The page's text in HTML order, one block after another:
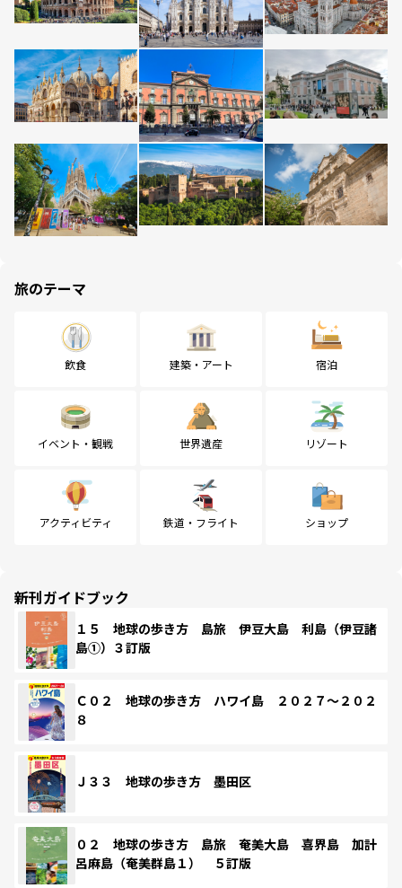
旅のテーマ
飲食 建築・アート 宿泊
イベント・観戦 世界遺産 リゾート
アクティビティ 鉄道・フライト ショップ
新刊ガイドブック
１５ 地球の歩き方 島旅 伊豆大島 利島（伊豆諸
島①）３訂版
Ｃ０２ 地球の歩き方 ハワイ島 ２０２７～２０２
８
Ｊ３３ 地球の歩き方 墨田区
０２ 地球の歩き方 島旅 奄美大島 喜界島 加計
呂麻島（奄美群島１） ５訂版